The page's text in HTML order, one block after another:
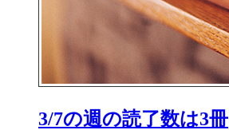
3/7の週の読了数は3冊